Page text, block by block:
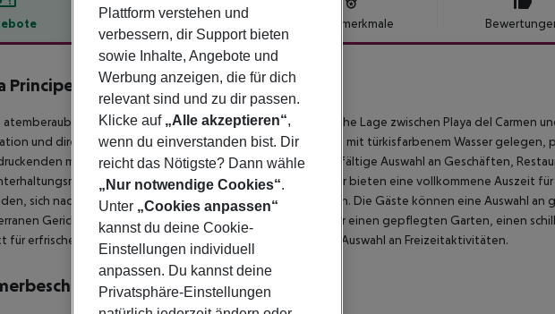
Hotelmerkmale
Principe Explore Tulum
5
atemberaubende Strandhotel besticht durch seine fantastische Lage zwischen Playa del Carmen
und direkt an einem wunderschönen, langen Sandstrand mit türkisfarbenem Wasser
mexikanischen Stil. In der Nähe finden Sie eine vielfältige Auswahl an Geschäften,
Die exklusiv eingerichteten Zimmer bieten eine vollkommene Auszeit
sich nach einem Tag voller Besichtigungen zu entspannen. Die Gäste können eine Auswahl an
Gerichten genießen. Das Hotel verfügt außerdem über einen gepflegten Garten, einen
für erfrischende Bäder eignet, und ein Spa mit einer großen Auswahl an Freizeitaktivitäten.
Plattform verstehen und
verbessern, dir Support bieten
sowie Inhalte, Angebote und
Werbung anzeigen, die für dich
relevant sind und zu dir passen.
Klicke auf „Alle akzeptieren“,
wenn du einverstanden bist. Dir
reicht das Nötigste? Dann wähle
„Nur notwendige Cookies“.
Unter „Cookies anpassen“
kannst du deine Cookie-
Einstellungen individuell
anpassen. Du kannst deine
Privatsphäre-Einstellungen